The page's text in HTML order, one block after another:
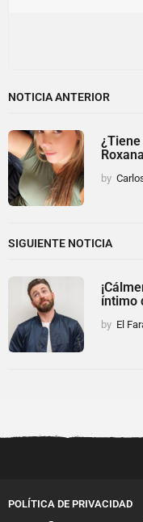
NOTICIA ANTERIOR
by
SIGUIENTE NOTICIA
íntimo
by El
POLÍTICA DE PRIVACIDAD